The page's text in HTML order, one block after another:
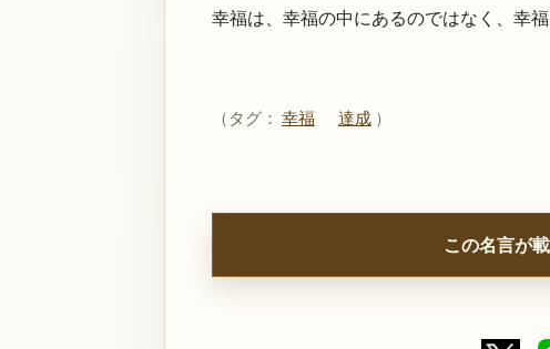
幸福は、幸福の中にあるのではなく、幸
（タグ： 幸福 達成 ）
この名言が